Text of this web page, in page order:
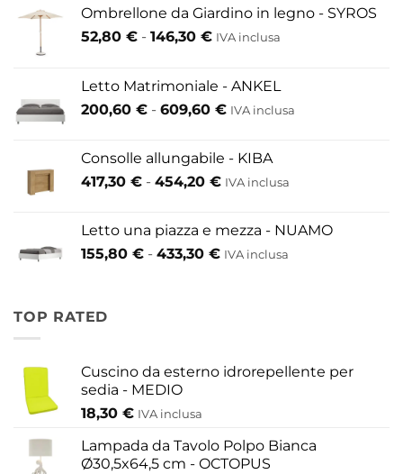
Ombrellone da Giardino in legno - SYROS
52,80 € - 146,30 €Fascia
da
52,80 €
146,30 €
IVA inclusa
Letto Matrimoniale - ANKEL
200,60 € - 609,60 €Fascia
da
200,60 €
609,60 €
IVA inclusa
Consolle allungabile - KIBA
417,30 € - 454,20 €Fascia
da
417,30 €
IVA inclusa
Letto una piazza e mezza - NUAMO
155,80 € - 433,30 €Fascia
433,30 €
IVA inclusa
TOP RATED
Cuscino da esterno idrorepellente per
sedia - MEDIO
18,30 € IVA inclusa
Lampada da Tavolo Polpo Bianca
Ø30,5x64,5 cm - OCTOPUS